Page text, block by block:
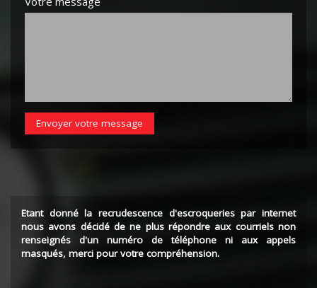
Envoyer votre message
Etant donné la recrudescence d'escroqueries par internet
nous avons décidé de ne plus répondre aux courriels non
renseignés d'un numéro de téléphone ni aux appels
masqués, merci pour votre compréhension.